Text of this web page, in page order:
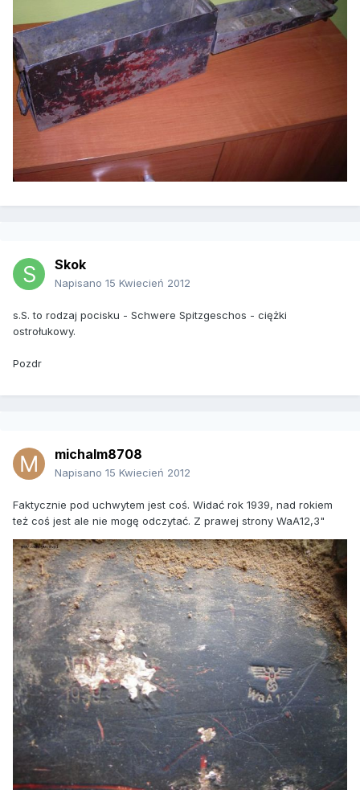
Skok
Napisano 15 Kwiecień 2012
s.S. to rodzaj pocisku - Schwere Spitzgeschos - ciężki
ostrołukowy.
Pozdr
michalm8708
Napisano 15 Kwiecień 2012
Faktycznie pod uchwytem jest coś. Widać rok 1939, nad rokiem
też coś jest ale nie mogę odczytać. Z prawej strony WaA12,3"